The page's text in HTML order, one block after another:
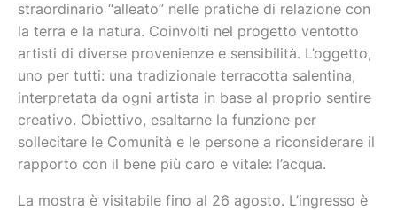
straordinario “alleato” nelle pratiche di relazione con
la terra e la natura. Coinvolti nel progetto ventotto
artisti di diverse provenienze e sensibilità. L’oggetto,
uno per tutti: una tradizionale terracotta salentina,
interpretata da ogni artista in base al proprio sentire
creativo. Obiettivo, esaltarne la funzione per
sollecitare le Comunità e le persone a riconsiderare il
rapporto con il bene più caro e vitale: l’acqua.
La mostra è visitabile fino al 26 agosto. L’ingresso è